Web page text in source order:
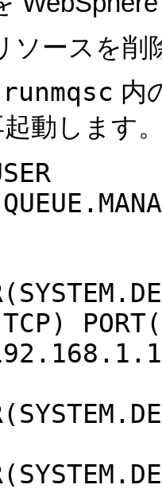
ソースを削
runmqsc 内
動します